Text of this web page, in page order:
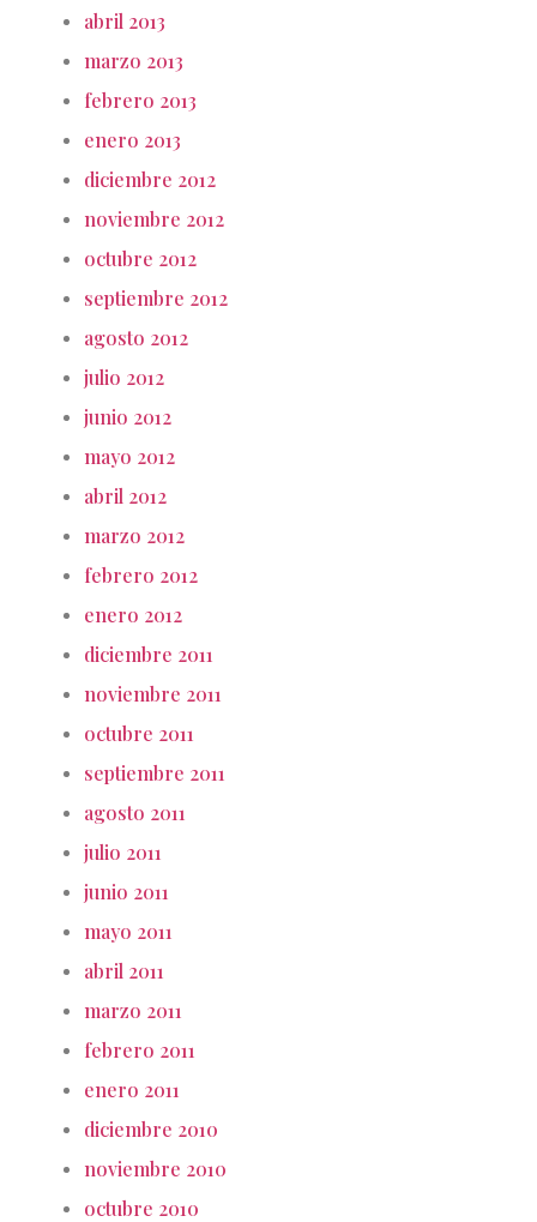
abril 2013
marzo 2013
febrero 2013
enero 2013
diciembre 2012
noviembre 2012
octubre 2012
septiembre 2012
agosto 2012
julio 2012
junio 2012
mayo 2012
abril 2012
marzo 2012
febrero 2012
enero 2012
diciembre 2011
noviembre 2011
octubre 2011
septiembre 2011
agosto 2011
julio 2011
junio 2011
mayo 2011
abril 2011
marzo 2011
febrero 2011
enero 2011
diciembre 2010
noviembre 2010
octubre 2010